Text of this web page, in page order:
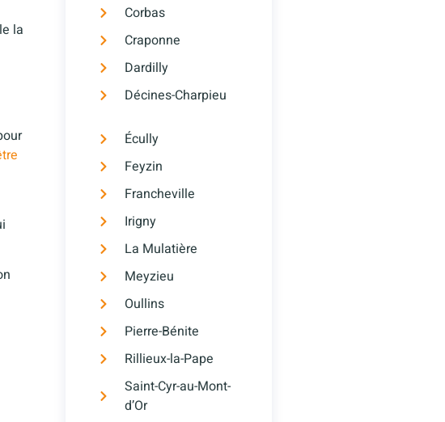
la
Corbas
Craponne
Dardilly
Décines-Charpieu
Écully
Feyzin
Francheville
Irigny
La Mulatière
Meyzieu
Oullins
Pierre-Bénite
Rillieux-la-Pape
Saint-Cyr-au-Mont-
d’Or